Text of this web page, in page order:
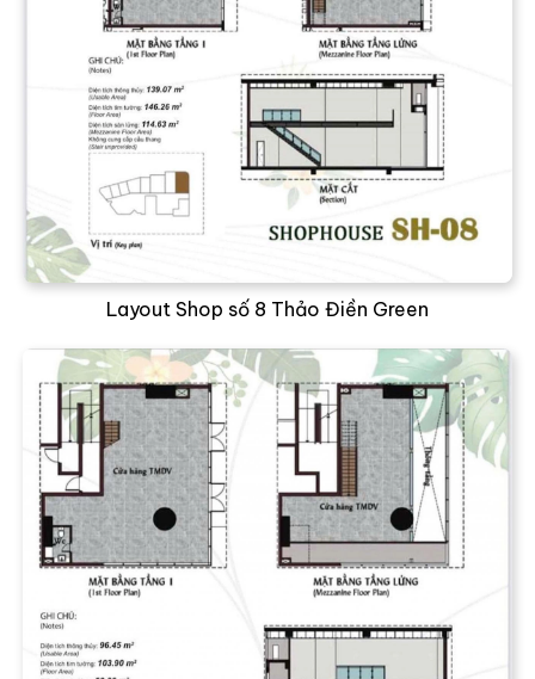
Layout Shop số 8 Thảo Điền Green